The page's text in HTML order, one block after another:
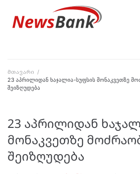
მთავარი /
23 აპრილიდან ხაჯალია-სუფსის მონაკვეთზე
შეიზღუდება
23 აპრილიდან
მონაკვეთზე
შეიზღუდება